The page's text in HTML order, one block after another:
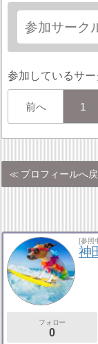
参加しているサー
前へ 1
プロフィールへ
[参照
神
フォロー
0